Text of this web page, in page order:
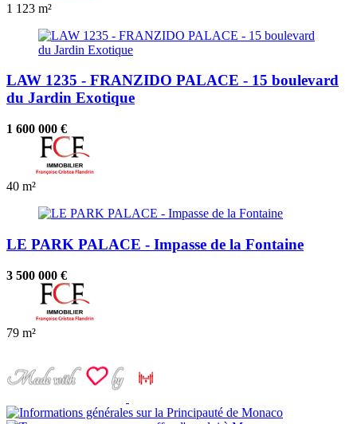
1 123 m²
LAW 1235 - FRANZIDO PALACE - 15 boulevard
du Jardin Exotique
1 600 000 €
40 m²
LE PARK PALACE - Impasse de la Fontaine
3 500 000 €
79 m²